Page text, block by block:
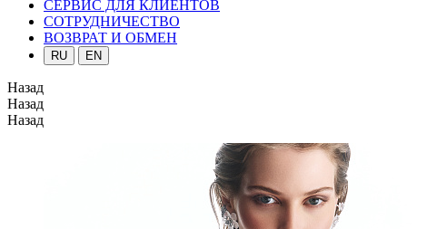
СЕРВИС ДЛЯ КЛИЕНТОВ
СОТРУДНИЧЕСТВО
ВОЗВРАТ И ОБМЕН
RU EN
Назад
Назад
Назад